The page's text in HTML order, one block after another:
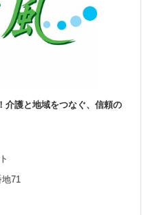
介護と地域をつなぐ、信頼の
地71